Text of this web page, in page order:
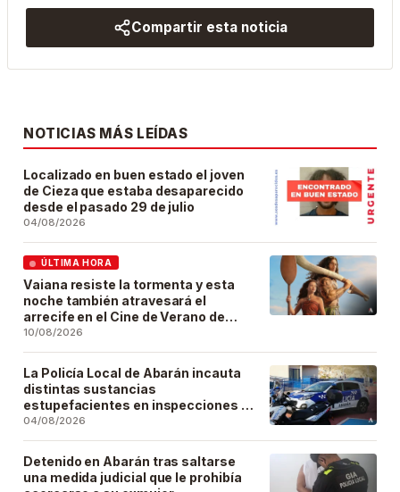
Compartir esta noticia
NOTICIAS MÁS LEÍDAS
Localizado en buen estado el joven
de Cieza que estaba desaparecido
desde el pasado 29 de julio
04/08/2026
ÚLTIMA HORA
Vaiana resiste la tormenta y esta
noche también atravesará el
arrecife en el Cine de Verano de
Abarán
10/08/2026
La Policía Local de Abarán incauta
distintas sustancias
estupefacientes en inspecciones a
locales públicos del municipio
04/08/2026
Detenido en Abarán tras saltarse
una medida judicial que le prohibía